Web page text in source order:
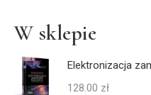
W sklepie
Elektronizacja
128.00 zł